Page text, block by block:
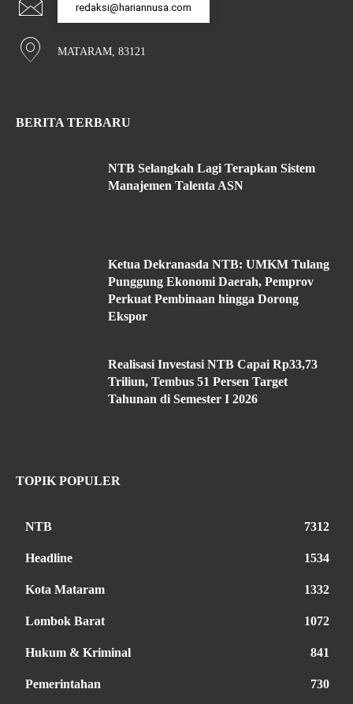
redaksi@hariannusa.com
MATARAM, 83121
BERITA TERBARU
NTB Selangkah Lagi Terapkan Sistem
Manajemen Talenta ASN
Ketua Dekranasda NTB: UMKM Tulang
Punggung Ekonomi Daerah, Pemprov
Perkuat Pembinaan hingga Dorong
Ekspor
Realisasi Investasi NTB Capai Rp33,73
Triliun, Tembus 51 Persen Target
Tahunan di Semester I 2026
TOPIK POPULER
NTB 7312
Headline 1534
Kota Mataram 1332
Lombok Barat 1072
Hukum & Kriminal 841
Pemerintahan 730